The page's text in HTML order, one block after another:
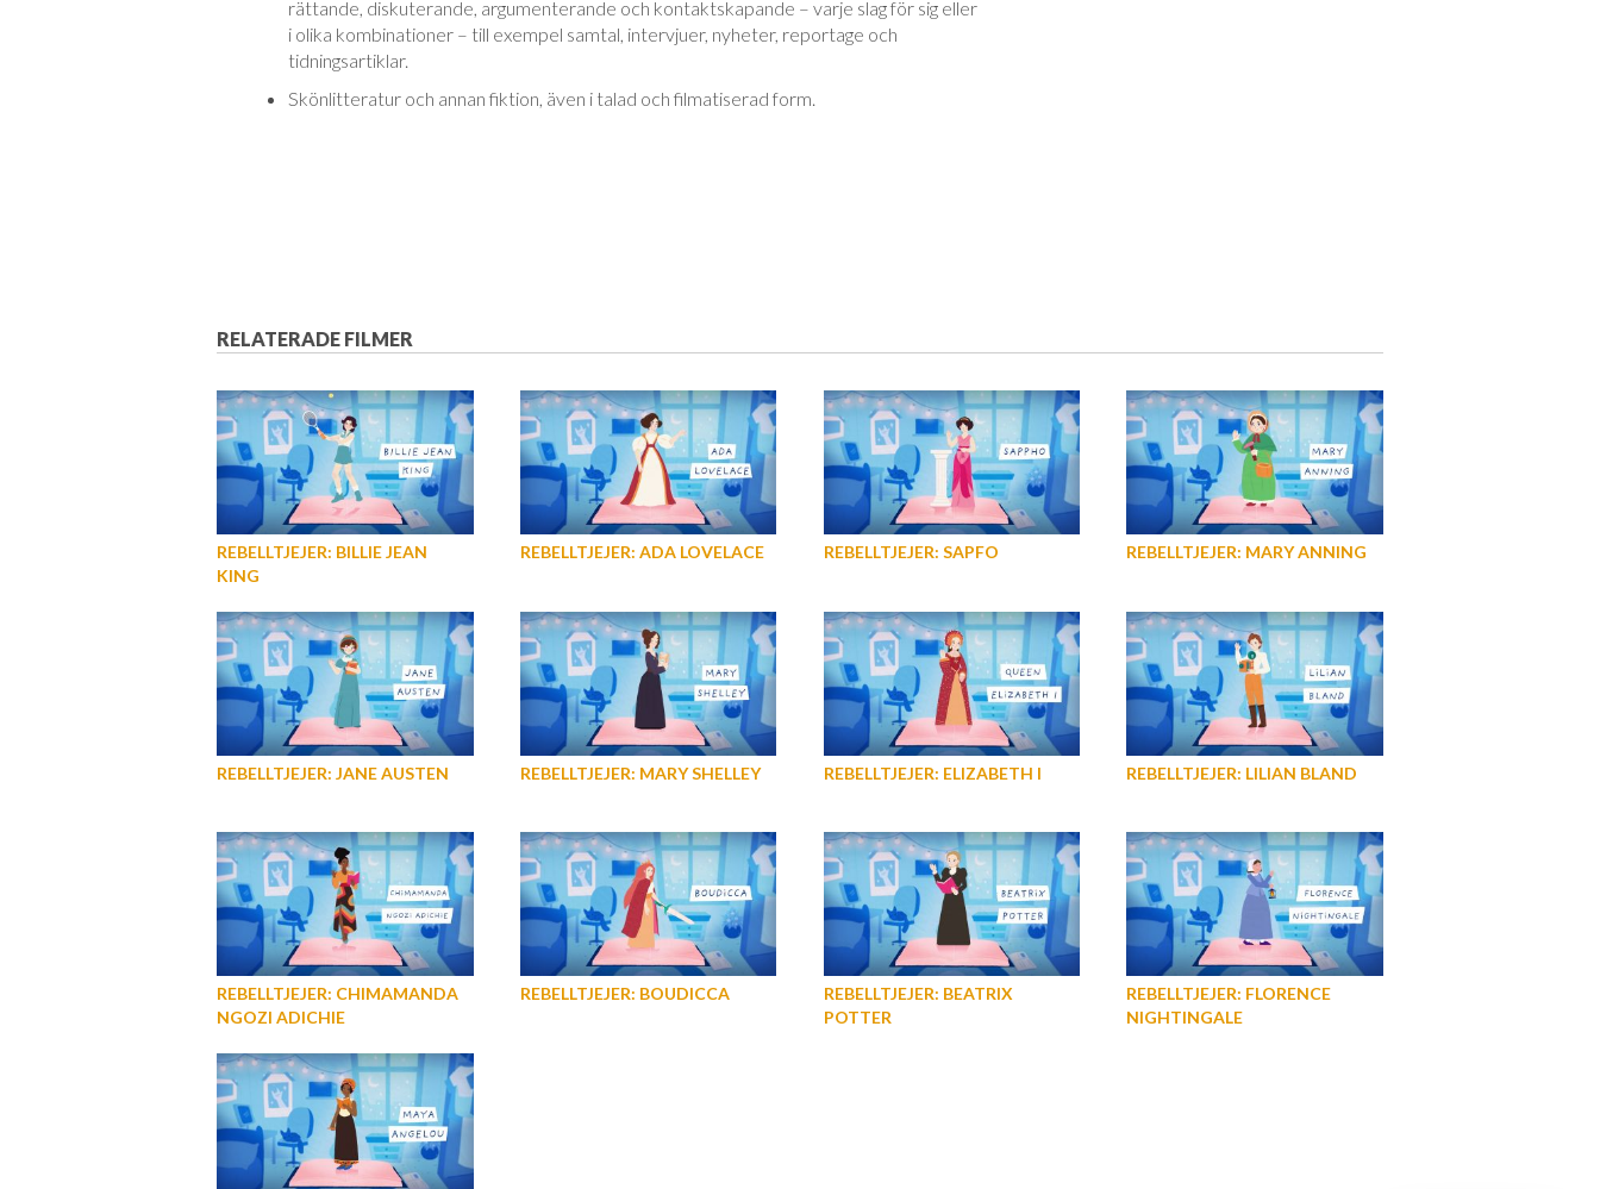
rättande, diskuterande, argumenterande och kontaktskapande – varje slag för sig eller
i olika kombinationer – till exempel samtal, intervjuer, ny­he­ter, reportage och
tidningsartiklar.
Skönlitteratur och annan fiktion, även i talad och filmatiserad form.
RELATERADE FILMER
REBELLTJEJER: BILLIE JEAN
KING
REBELLTJEJER: ADA LOVELACE REBELLTJEJER: SAPFO REBELLTJEJER: MARY ANNING
REBELLTJEJER: JANE AUSTEN REBELLTJEJER: MARY SHELLEY REBELLTJEJER: ELIZABETH I REBELLTJEJER: LILIAN BLAND
REBELLTJEJER: CHIMAMANDA
NGOZI ADICHIE
REBELLTJEJER: BOUDICCA
REBELLTJEJER: BEATRIX
POTTER
REBELLTJEJER: FLORENCE
NIGHTINGALE